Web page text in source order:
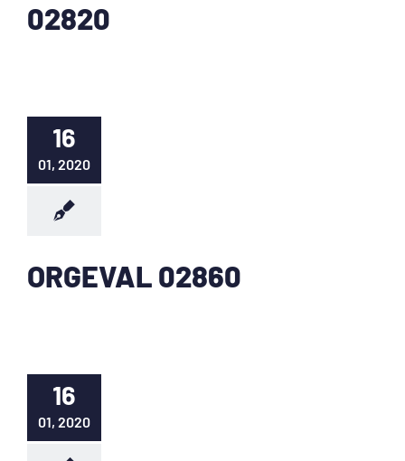
02820
16
01, 2020
ORGEVAL 02860
16
01, 2020